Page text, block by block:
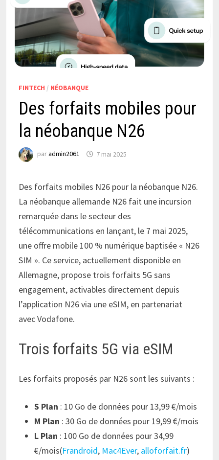
FINTECH / NÉOBANQUE
Des forfaits mobiles pour
la néobanque N26
paradmin2061 7 mai 2025
Des forfaits mobiles N26 pour la néobanque N26.
La néobanque allemande N26 fait une incursion
remarquée dans le secteur des
télécommunications en lançant, le 7 mai 2025,
une offre mobile 100 % numérique baptisée « N26
SIM ». Ce service, actuellement disponible en
Allemagne, propose trois forfaits 5G sans
engagement, activables directement depuis
l’application N26 via une eSIM, en partenariat
avec Vodafone.
Trois forfaits 5G via eSIM
Les forfaits proposés par N26 sont les suivants :
S Plan : 10 Go de données pour 13,99 €/mois
M Plan : 30 Go de données pour 19,99 €/mois
L Plan : 100 Go de données pour 34,99
€/mois(Frandroid, Mac4Ever, alloforfait.fr)